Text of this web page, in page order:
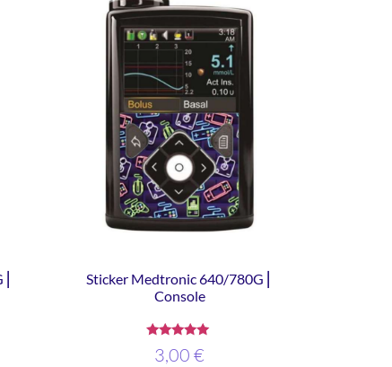
Sticker Medtronic 640/780G ⎜
Console
Note
5.00
3,00 €